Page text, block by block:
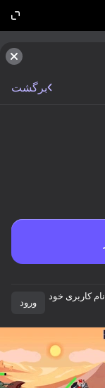
برگشت
کاربری خود
ورود